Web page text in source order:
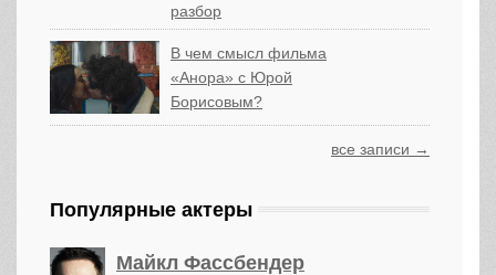
разбор
В чем смысл фильма
«Анора» с Юрой
Борисовым?
все записи →
Популярные актеры
Майкл Фассбендер